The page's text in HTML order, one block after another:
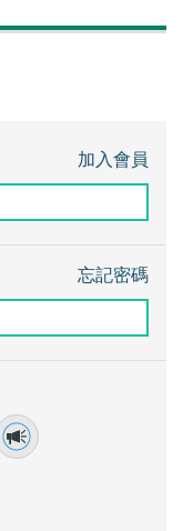
加入會員
忘記密碼